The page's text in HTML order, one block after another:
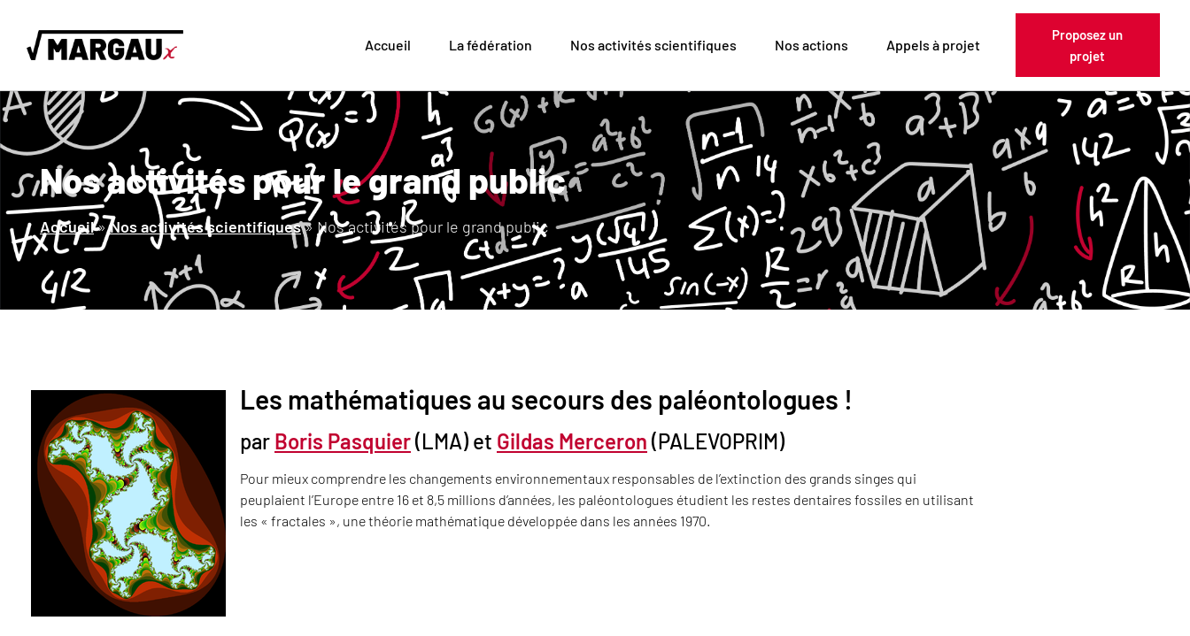
Accueil La fédération Nos activités scientifiques Nos actions Appels à projet
Proposez un
projet
Nos activités pour le grand public
Accueil»Nos activités scientifiques» Nos activités pour le grand public
Les mathématiques au secours des paléontologues !
par Boris Pasquier(LMA) et Gildas Merceron (PALEVOPRIM)
Pour mieux comprendre les changements environnementaux responsables de l’extinction des grands singes qui
peuplaient l’Europe entre 16 et 8,5 millions d’années, les paléontologues étudient les restes dentaires fossiles en utilisant
les « fractales », une théorie mathématique développée dans les années 1970.